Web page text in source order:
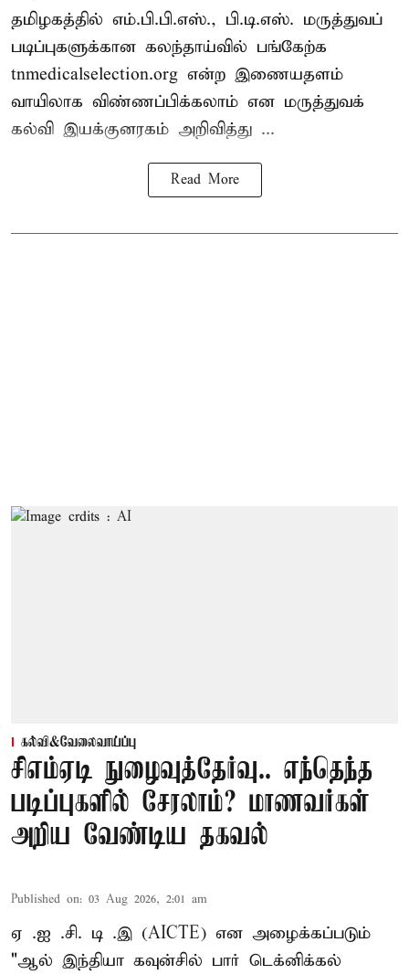
தமிழகத்தில் எம்.பி.பி.எஸ்., பி.டி.எஸ். மருத்துவப்
படிப்புகளுக்கான கலந்தாய்வில் பங்கேற்க
tnmedicalselection.org என்ற இணையதளம்
வாயிலாக விண்ணப்பிக்கலாம் என மருத்துவக்
கல்வி இயக்குனரகம் அறிவித்து ...
Read More
கல்வி&வேலைவாய்ப்பு
சிஎம்ஏடி நுழைவுத்தேர்வு.. எந்தெந்த
படிப்புகளில் சேரலாம்? மாணவர்கள்
அறிய வேண்டிய தகவல்
Published on: 03 Aug 2026, 2:01 am
ஏ .ஐ .சி. டி .இ (AICTE) என அழைக்கப்படும்
"ஆல் இந்தியா கவுன்சில் பார் டெக்னிக்கல்